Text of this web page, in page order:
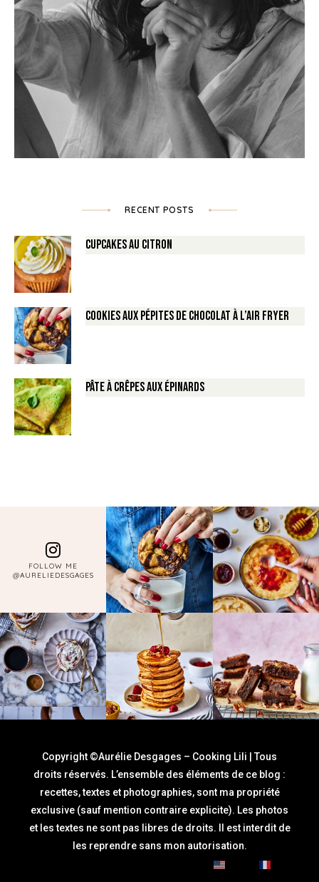
RECENT POSTS
Cupcakes au Citron
Cookies aux pépites de Chocolat à l’air fryer
Pâte à crêpes aux épinards
FOLLOW ME
@AURELIEDESGAGES
Copyright ©Aurélie Desgages – Cooking Lili | Tous
droits réservés. L’ensemble des éléments de ce blog :
recettes, textes et photographies, sont ma propriété
exclusive (sauf mention contraire explicite). Les photos
et les textes ne sont pas libres de droits. Il est interdit de
les reprendre sans mon autorisation.